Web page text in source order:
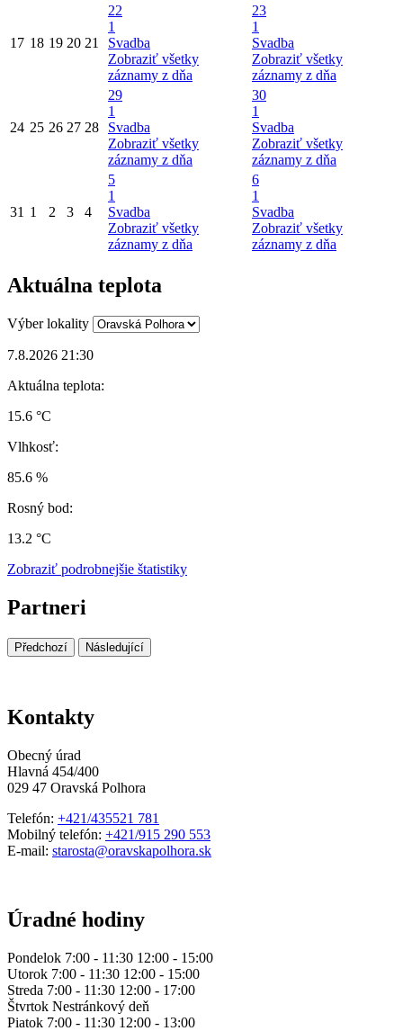
17 18 19 20 21
22
1
Svadba
Zobraziť všetky
záznamy z dňa
23
1
Svadba
Zobraziť všetky
záznamy z dňa
24 25 26 27 28
29
1
Svadba
Zobraziť všetky
záznamy z dňa
30
1
Svadba
Zobraziť všetky
záznamy z dňa
31 1 2 3 4
5
1
Svadba
Zobraziť všetky
záznamy z dňa
6
1
Svadba
Zobraziť všetky
záznamy z dňa
Aktuálna teplota
Výber lokality
7.8.2026 21:30
Aktuálna teplota:
15.6 °C
Vlhkosť:
85.6 %
Rosný bod:
13.2 °C
Zobraziť podrobnejšie štatistiky
Partneri
Předchozí Následující
Kontakty
Obecný úrad
Hlavná 454/400
029 47 Oravská Polhora
Telefón: +421/435521 781
Mobilný telefón: +421/915 290 553
E-mail: starosta@oravskapolhora.sk
Úradné hodiny
Pondelok 7:00 - 11:30 12:00 - 15:00
Utorok 7:00 - 11:30 12:00 - 15:00
Streda 7:00 - 11:30 12:00 - 17:00
Štvrtok Nestránkový deň
Piatok 7:00 - 11:30 12:00 - 13:00